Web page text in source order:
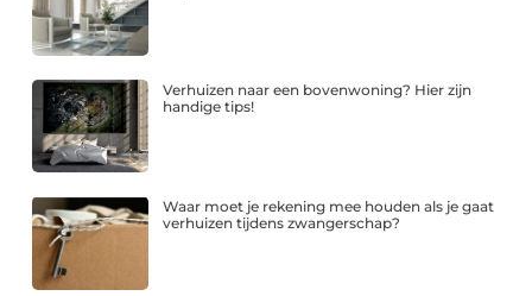
Verhuizen naar een bovenwoning? Hier zijn
handige tips!
Waar moet je rekening mee houden als je gaat
verhuizen tijdens zwangerschap?